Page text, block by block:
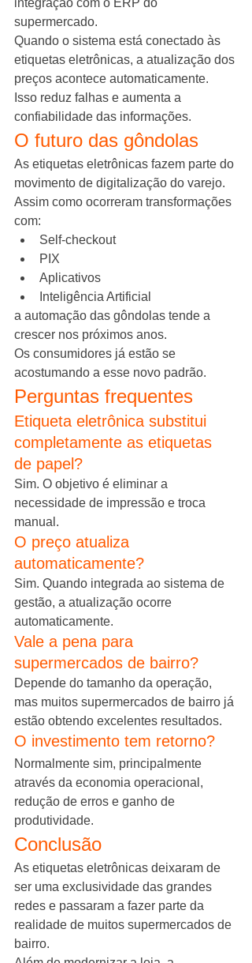
supermercado.
Quando o sistema está conectado às
etiquetas eletrônicas, a atualização dos
preços acontece automaticamente.
Isso reduz falhas e aumenta a
confiabilidade das informações.
O futuro das gôndolas
As etiquetas eletrônicas fazem parte do
movimento de digitalização do varejo.
Assim como ocorreram transformações
com:
Self-checkout
PIX
Aplicativos
Inteligência Artificial
a automação das gôndolas tende a
crescer nos próximos anos.
Os consumidores já estão se
acostumando a esse novo padrão.
Perguntas frequentes
Etiqueta eletrônica substitui
completamente as etiquetas
de papel?
Sim. O objetivo é eliminar a
necessidade de impressão e troca
manual.
O preço atualiza
automaticamente?
Sim. Quando integrada ao sistema de
gestão, a atualização ocorre
automaticamente.
Vale a pena para
supermercados de bairro?
Depende do tamanho da operação,
mas muitos supermercados de bairro já
estão obtendo excelentes resultados.
O investimento tem retorno?
Normalmente sim, principalmente
através da economia operacional,
redução de erros e ganho de
produtividade.
Conclusão
As etiquetas eletrônicas deixaram de
ser uma exclusividade das grandes
redes e passaram a fazer parte da
realidade de muitos supermercados de
bairro.